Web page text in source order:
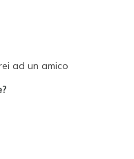
ad un amico